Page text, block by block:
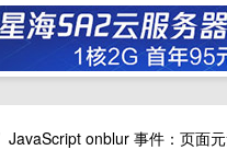
JavaScript onblur 事件：页面